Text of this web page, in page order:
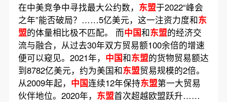
在中美竞争中寻找最大公约数， 东盟于2022“峰会
之年”能否破局？……5亿美元，这一注资力度和东
盟的体量相比极不匹配。 而中国和东盟的经济交
流与融合，从过去30年双方贸易额100余倍的增速
便可以窥见。2021年， 中国和东盟的货物贸易额达
到8782亿美元，约为美国和东盟贸易规模的2倍。
从2009年起， 中国连续12年保持东盟第一大贸易
伙伴地位。2020年， 东盟首次超越欧盟跃升……